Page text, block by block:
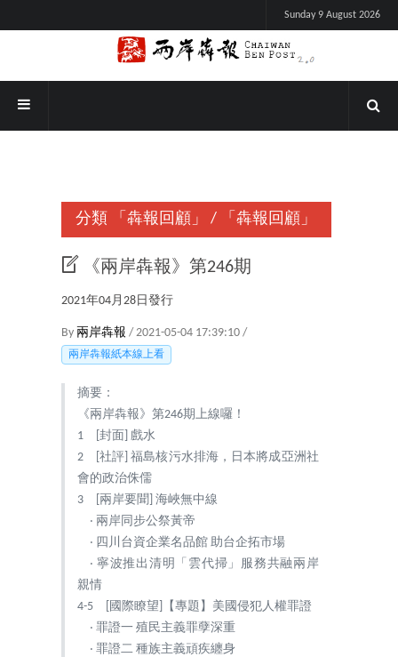
Sunday 9 August 2026
分類 「犇報回顧」 / 「犇報回顧」
《兩岸犇報》第246期
2021年04月28日發行
By 兩岸犇報 / 2021-05-04 17:39:10 /
兩岸犇報紙本線上看
摘要：
《兩岸犇報》第246期上線囉！
1 [封面] 戲水
2 [社評] 福島核污水排海，日本將成亞洲社
會的政治侏儒
3 [兩岸要聞] 海峽無中線
‧ 兩岸同步公祭黃帝
‧ 四川台資企業名品館 助台企拓市場
‧ 寧波推出清明「雲代掃」服務共融兩岸
親情
4-5 [國際瞭望]【專題】美國侵犯人權罪證
‧ 罪證一 殖民主義罪孽深重
‧ 罪證二 種族主義頑疾纏身